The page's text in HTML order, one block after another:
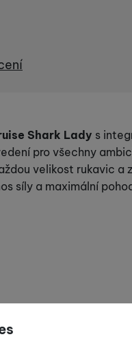
Shark Lady s
pro všechny
velikost rukavic a
síly a maximální